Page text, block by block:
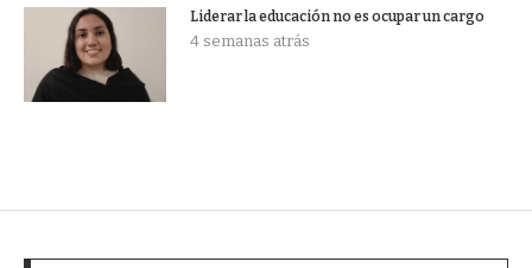
Liderar la educación no es ocupar un cargo
4 semanas atrás